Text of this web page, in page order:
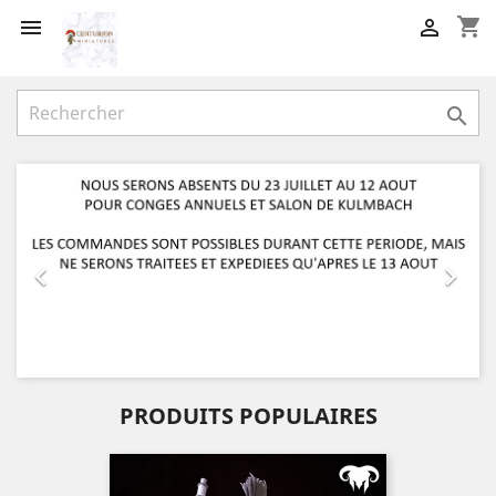
 shopping_cart



Précédent

PRODUITS POPULAIRES